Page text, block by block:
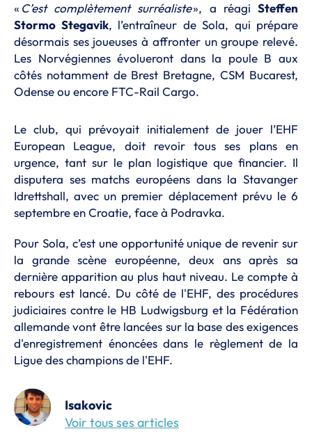
« C’est complètement surréaliste», a réagiSteffen
Stormo Stegavik, l’entraîneur de Sola, qui prépare
désormais ses joueuses à affronter un groupe relevé.
Les Norvégiennes évolueront dans la poule B aux
côtés notamment de Brest Bretagne, CSM Bucarest,
Odense ou encore FTC-Rail Cargo.
Le club, qui prévoyait initialement de jouer l’EHF
European League, doit revoir tous ses plans en
urgence, tant sur le plan logistique que financier. Il
disputera ses matchs européens dans la Stavanger
Idrettshall, avec un premier déplacement prévu le 6
septembre en Croatie, face à Podravka.
Pour Sola, c’est une opportunité unique de revenir sur
la grande scène européenne, deux ans après sa
dernière apparition au plus haut niveau. Le compte à
rebours est lancé. Du côté de l'EHF, des procédures
judiciaires contre le HB Ludwigsburg et la Fédération
allemande vont être lancées sur la base des exigences
d'enregistrement énoncées dans le règlement de la
Ligue des champions de l'EHF.
Isakovic
Voir tous ses articles